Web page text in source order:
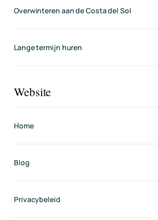
Overwinteren aan de Costa del Sol
Lange termijn huren
Website
Home
Blog
Privacybeleid